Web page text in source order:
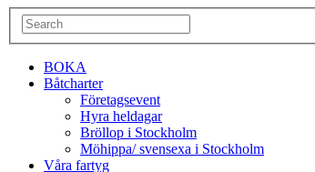
BOKA
Båtcharter
Företagsevent
Hyra heldagar
Bröllop i Stockholm
Möhippa/ svensexa i Stockholm
Våra fartyg